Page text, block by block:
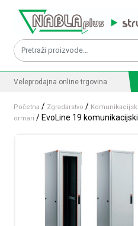
Pretraži:
Veleprodajna online trgovina
Početna / Zgradarstvo /
ormari / EvoLine 19